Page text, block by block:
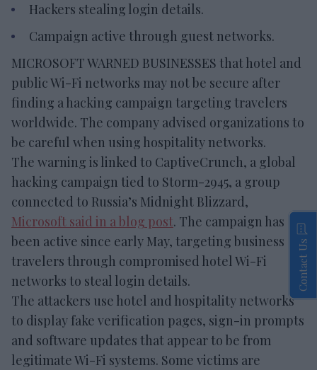
Hackers stealing login details.
Campaign active through guest networks.
MICROSOFT WARNED BUSINESSES that hotel and
public Wi-Fi networks may not be secure after
finding a hacking campaign targeting travelers
worldwide. The company advised organizations to
be careful when using hospitality networks.
The warning is linked to CaptiveCrunch, a global
hacking campaign tied to Storm-2945, a group
connected to Russia’s Midnight Blizzard,
Microsoft said in a blog post. The campaign has
been active since early May, targeting business
travelers through compromised hotel Wi-Fi
networks to steal login details.
The attackers use hotel and hospitality networks
to display fake verification pages, sign-in prompts
and software updates that appear to be from
legitimate Wi-Fi systems. Some victims are
Contact Us